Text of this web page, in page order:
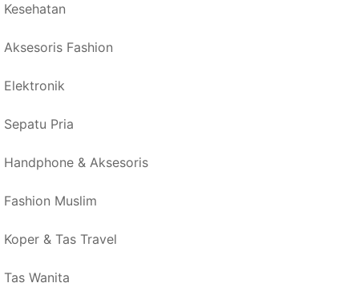
Kesehatan
Aksesoris Fashion
Elektronik
Sepatu Pria
Handphone & Aksesoris
Fashion Muslim
Koper & Tas Travel
Tas Wanita